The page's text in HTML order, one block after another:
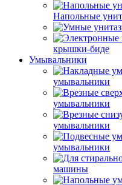
Напольные
крышки-биде
Умывальники
умывальники
умывальники
умывальники
умывальники
машины